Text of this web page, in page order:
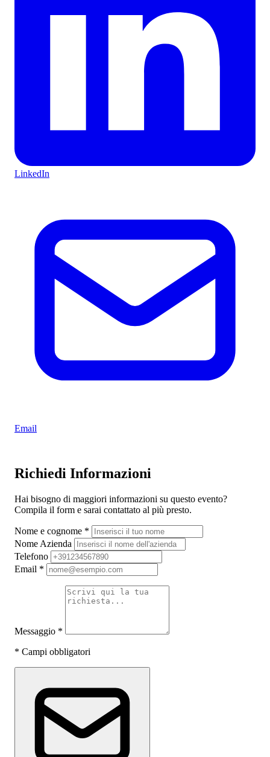
LinkedIn
Email
Richiedi Informazioni
Hai bisogno di maggiori informazioni su questo evento?
Compila il form e sarai contattato al più presto.
Nome e cognome *
Nome Azienda
Telefono
Email *
Messaggio *
* Campi obbligatori